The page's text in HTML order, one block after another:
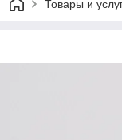
Товары и